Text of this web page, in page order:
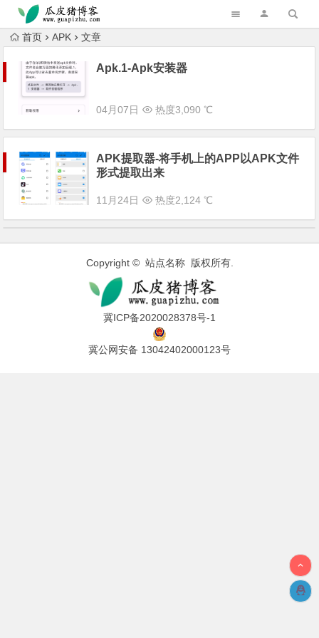
跳转到主内容
首页 APK 文章
Apk.1-Apk安装器
04月07日 热度3,090 ℃
APK提取器-将手机上的APP以APK文件
形式提取出来
11月24日 热度2,124 ℃
Copyright © 站点名称 版权所有.
冀ICP备2020028378号-1
冀公网安备 13042402000123号